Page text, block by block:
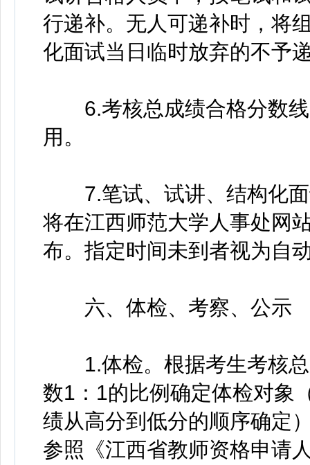
行递补。无人可递补时，将
化面试当日临时放弃的不予
6.考核总成绩合格分数线
用。
7.笔试、试讲、结构化面
将在江西师范大学人事处网
布。指定时间未到者视为自
六、体检、考察、公示
1.体检。根据考生考核总
数1：1的比例确定体检对象
绩从高分到低分的顺序确定
参照《江西省教师资格申请